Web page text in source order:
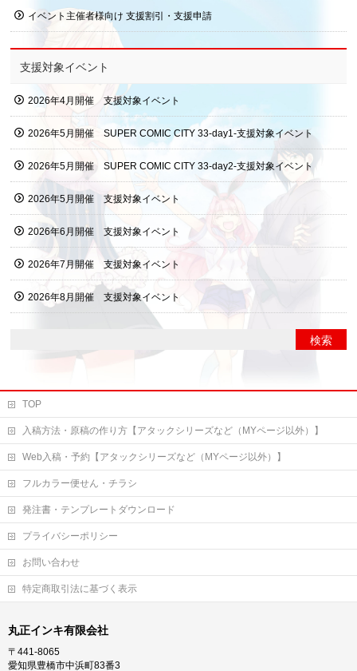
イベント主催者様向け 支援割引・支援申請
支援対象イベント
2026年4月開催 支援対象イベント
2026年5月開催 SUPER COMIC CITY 33-day1-支援対象イベント
2026年5月開催 SUPER COMIC CITY 33-day2-支援対象イベント
2026年5月開催 支援対象イベント
2026年6月開催 支援対象イベント
2026年7月開催 支援対象イベント
2026年8月開催 支援対象イベント
TOP
入稿方法・原稿の作り方【アタックシリーズなど（MYページ以外）】
Web入稿・予約【アタックシリーズなど（MYページ以外）】
フルカラー便せん・チラシ
発注書・テンプレートダウンロード
プライバシーポリシー
お問い合わせ
特定商取引法に基づく表示
丸正インキ有限会社
〒441-8065
愛知県豊橋市中浜町83番3